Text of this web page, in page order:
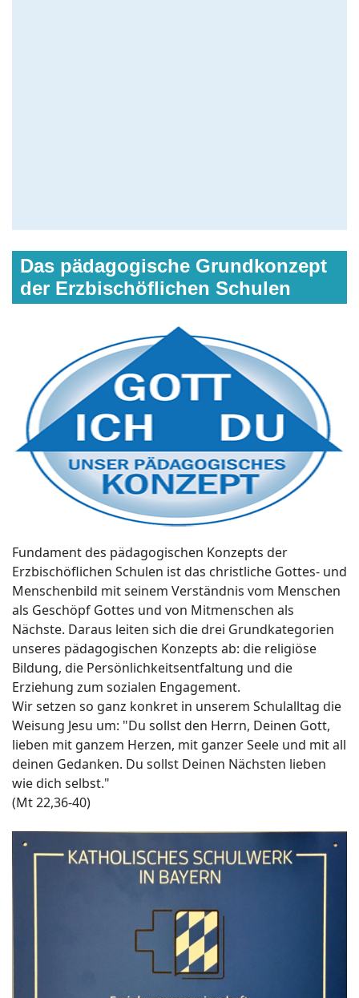
Das pädagogische Grundkonzept
der Erzbischöflichen Schulen
Fundament des pädagogischen Konzepts der
Erzbischöflichen Schulen ist das christliche Gottes- und
Menschenbild mit seinem Verständnis vom Menschen
als Geschöpf Gottes und von Mitmenschen als
Nächste. Daraus leiten sich die drei Grundkategorien
unseres pädagogischen Konzepts ab: die religiöse
Bildung, die Persönlichkeitsentfaltung und die
Erziehung zum sozialen Engagement.
Wir setzen so ganz konkret in unserem Schulalltag die
Weisung Jesu um: "Du sollst den Herrn, Deinen Gott,
lieben mit ganzem Herzen, mit ganzer Seele und mit all
deinen Gedanken. Du sollst Deinen Nächsten lieben
wie dich selbst."
(Mt 22,36-40)